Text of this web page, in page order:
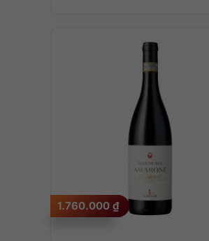
1.760.000 ₫